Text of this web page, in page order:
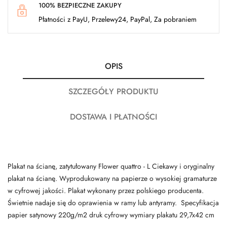
100% BEZPIECZNE ZAKUPY
Płatności z PayU, Przelewy24, PayPal, Za pobraniem
OPIS
SZCZEGÓŁY PRODUKTU
DOSTAWA I PŁATNOŚCI
Plakat na ścianę, zatytułowany Flower quattro - L Ciekawy i oryginalny
plakat na ścianę. Wyprodukowany na papierze o wysokiej gramaturze
w cyfrowej jakości. Plakat wykonany przez polskiego producenta.
Świetnie nadaje się do oprawienia w ramy lub antyramy. Specyfikacja
papier satynowy 220g/m2 druk cyfrowy wymiary plakatu 29,7x42 cm